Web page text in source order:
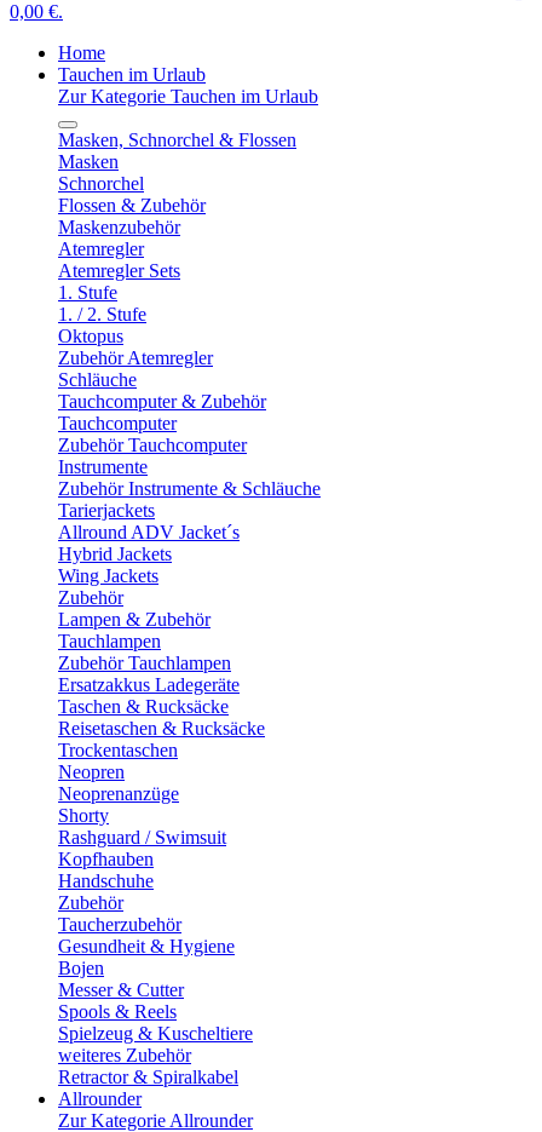
0,00 €.
Home
Tauchen im Urlaub
Zur Kategorie Tauchen im Urlaub
Masken, Schnorchel & Flossen
Masken
Schnorchel
Flossen & Zubehör
Maskenzubehör
Atemregler
Atemregler Sets
1. Stufe
1. / 2. Stufe
Oktopus
Zubehör Atemregler
Schläuche
Tauchcomputer & Zubehör
Tauchcomputer
Zubehör Tauchcomputer
Instrumente
Zubehör Instrumente & Schläuche
Tarierjackets
Allround ADV Jacket´s
Hybrid Jackets
Wing Jackets
Zubehör
Lampen & Zubehör
Tauchlampen
Zubehör Tauchlampen
Ersatzakkus Ladegeräte
Taschen & Rucksäcke
Reisetaschen & Rucksäcke
Trockentaschen
Neopren
Neoprenanzüge
Shorty
Rashguard / Swimsuit
Kopfhauben
Handschuhe
Zubehör
Taucherzubehör
Gesundheit & Hygiene
Bojen
Messer & Cutter
Spools & Reels
Spielzeug & Kuscheltiere
weiteres Zubehör
Retractor & Spiralkabel
Allrounder
Zur Kategorie Allrounder